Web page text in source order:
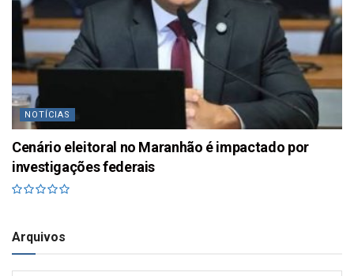
NOTÍCIAS
Cenário eleitoral no Maranhão é impactado por
investigações federais
Arquivos